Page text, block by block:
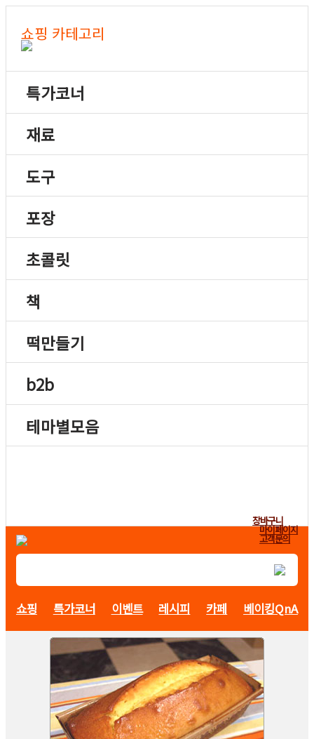
쇼핑 카테고리
특가코너
재료
도구
포장
초콜릿
책
떡만들기
b2b
테마별모음
장바구니
마이페이지
고객문의
쇼핑 특가코너 이벤트 레시피 카페 베이킹QnA